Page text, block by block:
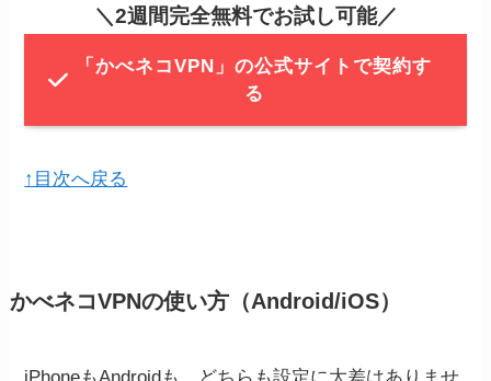
＼2週間完全無料でお試し可能／
「かべネコVPN」の公式サイトで契約す
る
↑目次へ戻る
かべネコVPNの使い方（Android/iOS）
iPhoneもAndroidも、どちらも設定に大差はありませ